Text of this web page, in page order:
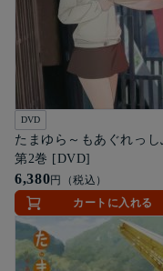
DVD
たまゆら～もあぐれっし
第2巻 [DVD]
6,380円（税込）
カートに入れる